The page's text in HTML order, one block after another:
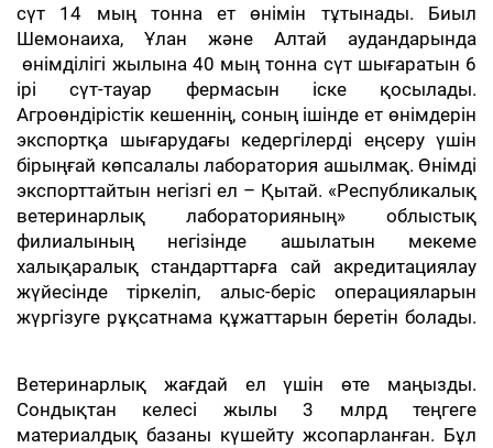
сүт 14 мың тонна ет өнімін тұтынады. Биыл
Шемонаиха, Ұлан және Алтай аудандарында
өнімділігі жылына 40 мың тонна сүт шығаратын 6
ірі сүт-тауар фермасын іске қосылады.
Агроөндірістік кешеннің, соның ішінде ет өнімдерін
экспортқа шығарудағы кедергілерді еңсеру үшін
бірыңғай көпсалалы лаборатория ашылмақ. Өнімді
экспорттайтын негізгі ел – Қытай. «Республикалық
ветеринарлық лабораторияның» облыстық
филиалының негізінде ашылатын мекеме
халықаралық стандарттарға сай акредитациялау
жүйесінде тіркеліп, алыс-беріс операцияларын
жүргізуге рұқсатнама құжаттарын беретін болады.
Ветеринарлық жағдай ел үшін өте маңызды.
Сондықтан келесі жылы 3 млрд теңгеге
материалдық базаны күшейту жсопарланған. Бұл